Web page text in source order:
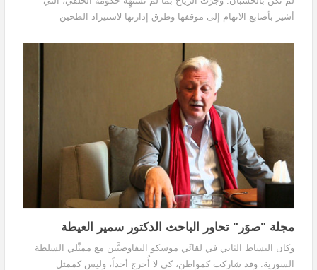
أشير بأصابع الاتهام إلى موقفها وطرق إدارتها لاستيراد الطحين
مجلة "صوَر" تحاور الباحث الدكتور سمير العيطة
وكان النشاط الثاني في لقائَي موسكو التفاوضيَّين مع ممثّلي السلطة
السورية. وقد شاركت كمواطنٍ، كي لا أُحرج أحداً، وليس كممثل